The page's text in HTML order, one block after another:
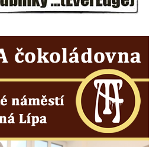
s Ivanitskou
Nitsche na
na Vlčí Hoře